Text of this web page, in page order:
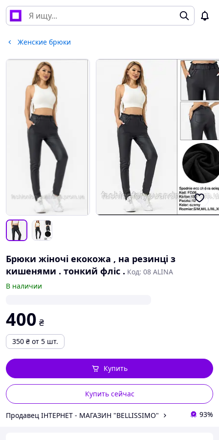
Женские брюки
Брюки жіночі екокожа , на резинці з
кишенями . тонкий фліс . Код: 08 ALINA
В наличии
400 ₴
350 ₴ от 5 шт.
Купить сейчас
Купить
Продавец ІНТЕРНЕТ - МАГАЗИН "BELLISSIMO" 93%